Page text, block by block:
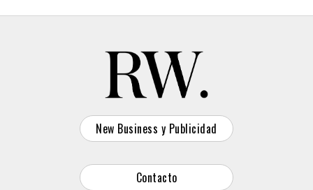
New Business y Publicidad
Contacto